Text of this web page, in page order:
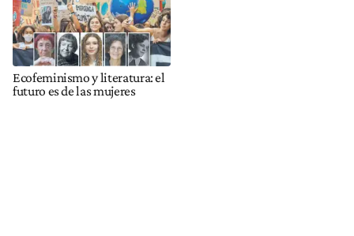
Ecofeminismo y literatura: el
futuro es de las mujeres